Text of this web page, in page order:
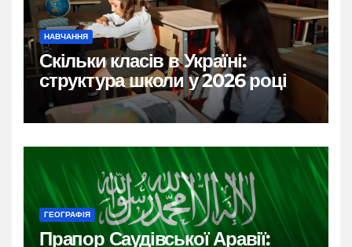
НАВЧАННЯ
Скільки класів в Україні:
структура школи у 2026 році
ГЕОГРАФІЯ
Прапор Саудівської Аравії: